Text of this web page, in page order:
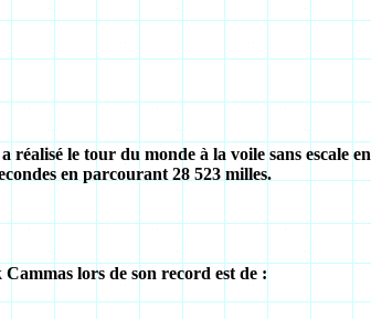
réalisé le tour du monde à la voile sans escale en
en parcourant 28 523 milles.
lors de son record est de :